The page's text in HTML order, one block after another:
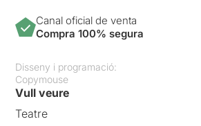
Canal oficial de venta
Compra 100% segura
Disseny i programació:
Copymouse
Vull veure
Teatre